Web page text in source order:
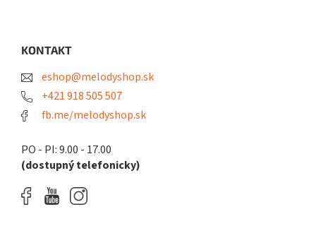
KONTAKT
eshop@melodyshop.sk
+421 918 505 507
fb.me/melodyshop.sk
PO - PI: 9.00 - 17.00
(dostupný telefonicky)